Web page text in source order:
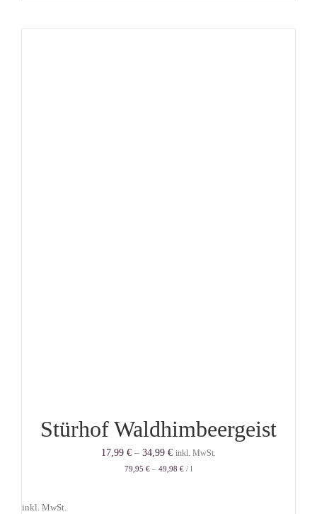
Stürhof Waldhimbeergeist
17,99 € – 34,99 € inkl. MwSt.
79,95 € – 49,98 € / l
inkl. MwSt.